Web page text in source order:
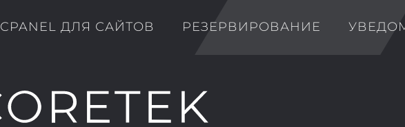
CPANEL ДЛЯ САЙТОВ РЕЗЕРВИРОВАНИЕ